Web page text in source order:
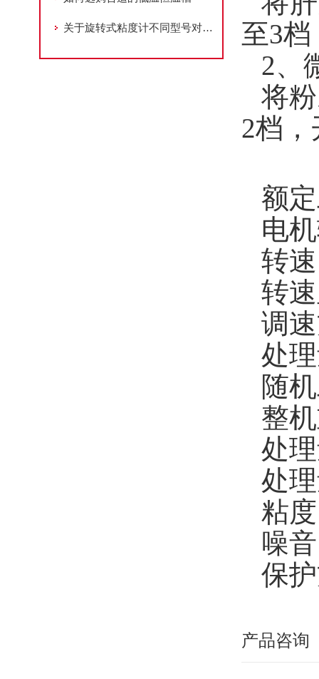
关于旋转式粘度计不同型号对应转子转速介绍
至3
2、
将
2档
额
电
转
转
调
处
随
整
处
处
粘
噪
保
产品咨询